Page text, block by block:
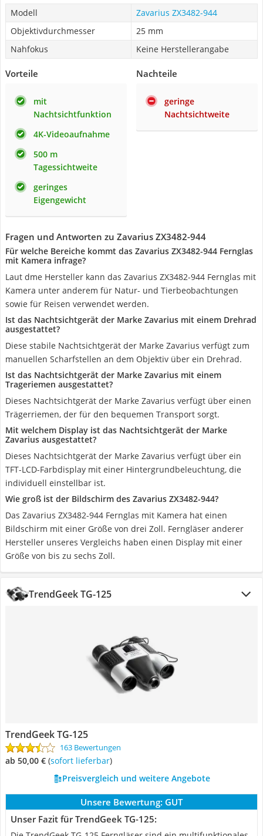
Modell
Zavarius ‎ZX3482-944
Objektivdurchmesser
25 mm
Nahfokus
Keine Herstellerangabe
Vorteile
mit
Nachtsichtfunktion
4K-Videoaufnahme
500 m
Tagessichtweite
geringes
Eigengewicht
Nachteile
geringe
Nachtsichtweite
Fragen und Antworten zu Zavarius ‎ZX3482-944
Für welche Bereiche kommt das Zavarius ZX3482-944 Fernglas
mit Kamera infrage?
Laut dme Hersteller kann das Zavarius ZX3482-944 Fernglas mit
Kamera unter anderem für Natur- und Tierbeobachtungen
sowie für Reisen verwendet werden.
Ist das Nachtsichtgerät der Marke Zavarius mit einem Drehrad
ausgestattet?
Diese stabile Nachtsichtgerät der Marke Zavarius verfügt zum
manuellen Scharfstellen an dem Objektiv über ein Drehrad.
Ist das Nachtsichtgerät der Marke Zavarius mit einem
Trageriemen ausgestattet?
Dieses Nachtsichtgerät der Marke Zavarius verfügt über einen
Trägerriemen, der für den bequemen Transport sorgt.
Mit welchem Display ist das Nachtsichtgerät der Marke
Zavarius ausgestattet?
Dieses Nachtsichtgerät der Marke Zavarius verfügt über ein
TFT-LCD-Farbdisplay mit einer Hintergrundbeleuchtung, die
individuell einstellbar ist.
Wie groß ist der Bildschirm des Zavarius ZX3482-944?
Das Zavarius ZX3482-944 Fernglas mit Kamera hat einen
Bildschirm mit einer Größe von drei Zoll. Ferngläser anderer
Hersteller unseres Vergleichs haben einen Display mit einer
Größe von bis zu sechs Zoll.
TrendGeek TG-125
TrendGeek TG-125
163 Bewertungen
ab 50,00 € ( Sofort lieferbar)
Preisvergleich und weitere Angebote
Unsere Bewertung: GUT
Unser Fazit für TrendGeek TG-125: